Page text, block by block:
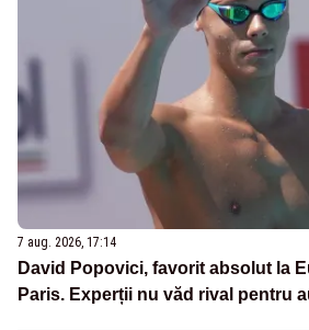
7 aug. 2026, 17:14
David Popovici, favorit absolut la
Paris. Experții nu văd rival pentru